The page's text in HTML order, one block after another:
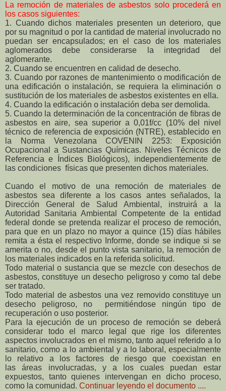
La remoción de materiales de asbestos solo procederá en
los casos siguientes:
1. Cuando dichos materiales presenten un deterioro, que
por su magnitud o por la cantidad de material involucrado no
puedan ser encapsulados; en el caso de los materiales
aglomeradosdebe considerarse la integridad del
aglomerante.
2. Cuando se encuentren en calidad de desecho.
3. Cuando por razones de mantenimiento o modificación de
una edificación o instalación, se requiera la eliminación o
sustitución de los materiales de asbestos existentes en ella.
4. Cuando la edificación o instalación deba ser demolida.
5. Cuando la determinación de la concentración de fibras de
asbestos en aire, sea superior a0,01f/cc (10% del nivel
técnico de referencia de exposición (NTRE), establecido en
la Norma Venezolana COVENIN 2253: Exposición
Ocupacional a Sustancias Químicas. Niveles Técnicos de
Referencia e Índices Biológicos), independientemente de
las condiciones físicas que presenten dichos materiales.
Cuando el motivo de una remoción de materiales de
asbestos sea diferente a los casos antes señalados, la
Dirección General de Salud Ambiental, instruirá a la
Autoridad Sanitaria Ambiental Competente de la entidad
federal donde se pretenda realizar el proceso de remoción,
para que en un plazo no mayor a quince (15) días hábiles
remita a ésta el respectivo Informe, donde se indiquesi se
amerita o no, desde el punto vista sanitario, la remoción de
los materiales indicados en la referida solicitud.
Todo material o sustancia que se mezcle con desechos de
asbestos, constituye un desecho peligroso y como tal debe
ser tratado.
Todo material de asbestos una vez removido constituye un
desecho peligroso, no permitiéndose ningún tipo de
recuperación o uso posterior.
Para la ejecución de un proceso de remoción se deberá
considerar todo el marco legal que rige los diferentes
aspectos involucrados en el mismo, tanto aquel referido a lo
sanitario, como a lo ambiental y a lo laboral, especialmente
lo relativo a los factores de riesgo que coexistan en
lasáreas involucradas, y a los cuales puedan estar
expuestos, tanto quienes intervengan en dicho proceso,
como la comunidad. Continuar leyendo el documento ....